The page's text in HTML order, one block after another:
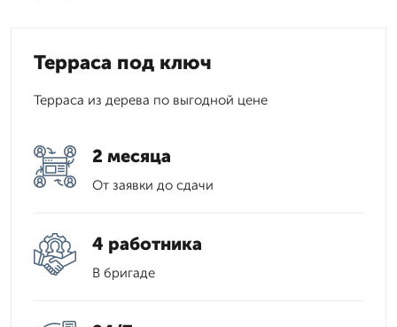
Терраса под ключ
Терраса из дерева по выгодной цене
2 месяца
От заявки до сдачи
4 работника
В бригаде